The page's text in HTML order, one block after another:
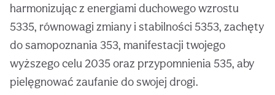
harmonizując z energiami duchowego wzrostu
5335, równowagi zmiany i stabilności 5353, zachęty
do samopoznania 353, manifestacji twojego
wyższego celu 2035 oraz przypomnienia 535, aby
pielęgnować zaufanie do swojej drogi.